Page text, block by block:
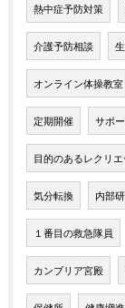
熱中症予防対策
介護予防相談
オンライン体操教室
定期開催 サポ
目的のあるレクリ
気分転換 内部
１番目の救急隊員
カンブリア宮殿